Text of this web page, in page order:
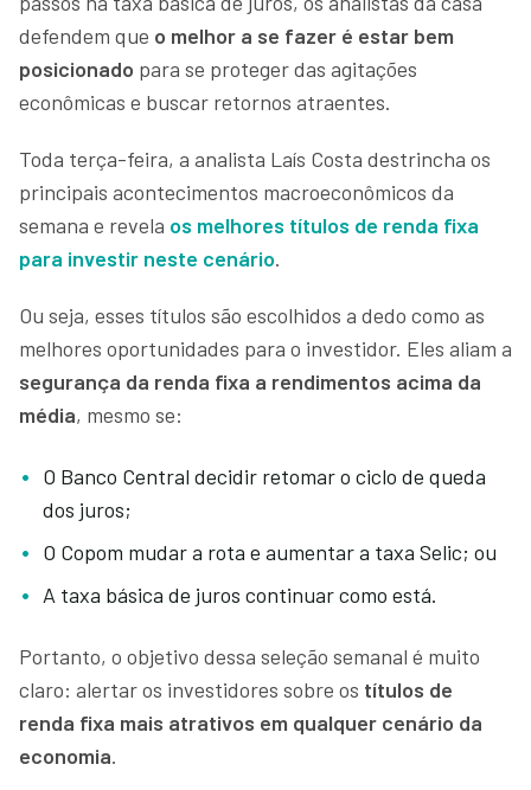
defendem que o melhor a se fazer é estar bem
posicionado para se proteger das agitações
econômicas e buscar retornos atraentes.
Toda terça-feira, a analista Laís Costa destrincha os
principais acontecimentos macroeconômicos da
semana e revela os melhores títulos de renda fixa
para investir neste cenário.
Ou seja, esses títulos são escolhidos a dedo como as
melhores oportunidades para o investidor. Eles aliam a
segurança da renda fixa a rendimentos acima da
média, mesmo se:
O Banco Central decidir retomar o ciclo de queda
dos juros;
O Copom mudar a rota e aumentar a taxa Selic; ou
A taxa básica de juros continuar como está.
Portanto, o objetivo dessa seleção semanal é muito
claro: alertar os investidores sobre os títulos de
renda fixa mais atrativos em qualquer cenário da
economia.